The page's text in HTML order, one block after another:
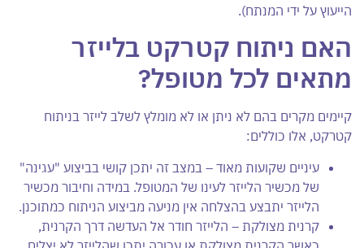
הייעוץ על ידי המנתח).
האם ניתוח קטרקט בלייזר
מתאים לכל מטופל?
קיימים מקרים בהם לא ניתן או לא מומלץ לשלב לייזר בניתוח
קטרקט, אלו כוללים:
עיניים שקועות מאוד – במצב זה יתכן קושי בביצוע "עגינה"
של מכשיר הלייזר לעינו של המטופל. במידה וחיבור מכשיר
הלייזר יתבצע בהצלחה אין מניעה מביצוע הניתוח כמתוכנן.
קרנית מצולקת – הלייזר חודר אל העדשה דרך הקרנית,